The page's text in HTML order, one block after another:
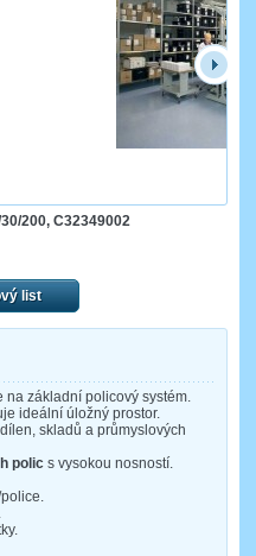
200, C32349002
list
na základní policový systém.
ideální úložný prostor.
skladů a průmyslových
polic s vysokou nosností.